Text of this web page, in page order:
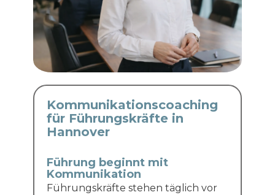
Kontakt
Kommunikationscoaching
für Führungskräfte in
Hannover
Führung beginnt mit
Kommunikation
Führungskräfte stehen täglich vor